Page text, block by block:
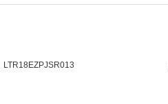
LTR18EZPJSR013